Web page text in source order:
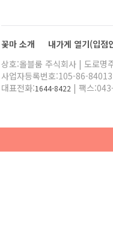
꽃마 소개 내가게 열기(입점
상호:올블룸 주식회사 | 도로
사업자등록번호:105-86-
대표전화:1644-8422 | 팩스